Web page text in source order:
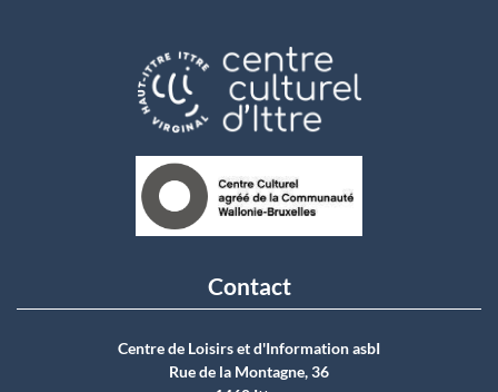
Contact
Centre de Loisirs et d'Information asbI
Rue de la Montagne, 36